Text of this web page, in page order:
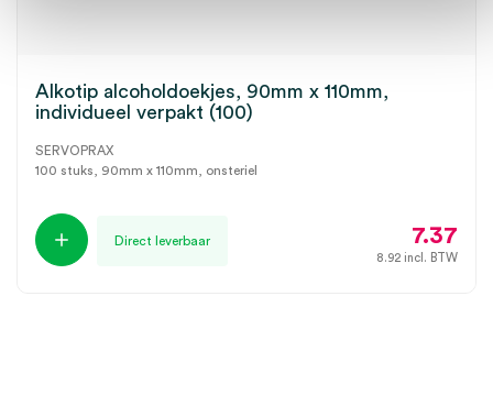
Alkotip alcoholdoekjes, 90mm x 110mm,
individueel verpakt (100)
SERVOPRAX
100 stuks, 90mm x 110mm, onsteriel
Direct leverbaar 7.37
8.92 incl. BTW